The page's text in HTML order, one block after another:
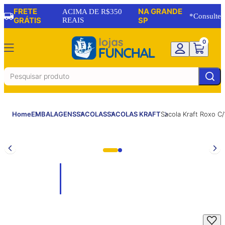
FRETE
GRÁTIS
ACIMA DE R$350
REAIS
NA GRANDE
SP
*Consulte
0
HomeEMBALAGENSSACOLASSACOLAS KRAFTSacola Kraft Roxo